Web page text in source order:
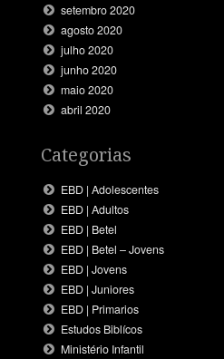
setembro 2020
agosto 2020
julho 2020
junho 2020
maio 2020
abril 2020
Categorias
EBD | Adolescentes
EBD | Adultos
EBD | Betel
EBD | Betel – Jovens
EBD | Jovens
EBD | Juniores
EBD | Primarios
Estudos Biblícos
Ministério Infantil